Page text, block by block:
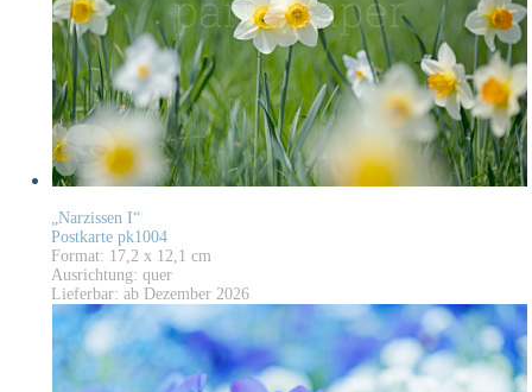
„Narzissen I“
Postkarte pk1004
Format: 17,2 x 12,1 cm
Ausrichtung: quer
Lieferbar: ab Dezember 2026